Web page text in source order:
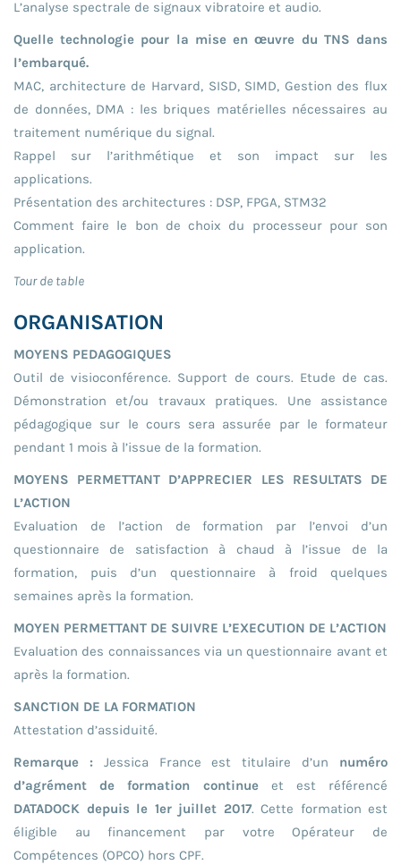
L’analyse spectrale de signaux vibratoire et audio.
Quelle technologie pour la mise en œuvre du TNS dans
l’embarqué.
MAC, architecture de Harvard, SISD, SIMD, Gestion des flux
de données, DMA : les briques matérielles nécessaires au
traitement numérique du signal.
Rappel sur l’arithmétique et son impact sur les
applications.
Présentation des architectures : DSP, FPGA, STM32
Comment faire le bon de choix du processeur pour son
application.
Tour de table
ORGANISATION
MOYENS PEDAGOGIQUES
Outil de visioconférence. Support de cours. Etude de cas.
Démonstration et/ou travaux pratiques. Une assistance
pédagogique sur le cours sera assurée par le formateur
pendant 1 mois à l’issue de la formation.
MOYENS PERMETTANT D’APPRECIER LES RESULTATS DE
L’ACTION
Evaluation de l’action de formation par l’envoi d’un
questionnaire de satisfaction à chaud à l’issue de la
formation, puis d’un questionnaire à froid quelques
semaines après la formation.
MOYEN PERMETTANT DE SUIVRE L’EXECUTION DE L’ACTION
Evaluation des connaissances via un questionnaire avant et
après la formation.
SANCTION DE LA FORMATION
Attestation d’assiduité.
Remarque : Jessica France est titulaire d’un numéro
d’agrément de formation continueet est référencé
DATADOCK depuis le 1er juillet 2017. Cette formation est
éligible au financement par votre Opérateur de
Compétences (OPCO) hors CPF.